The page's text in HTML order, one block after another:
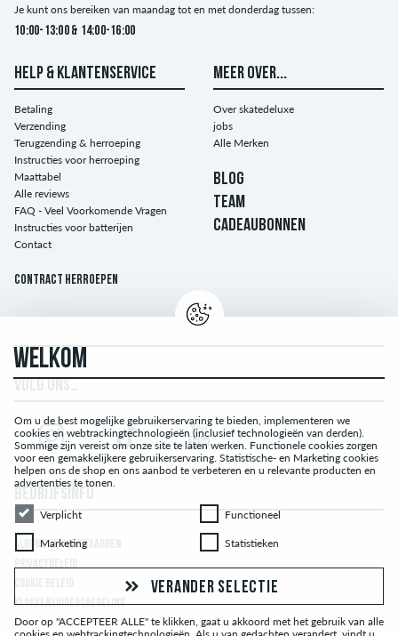
Je kunt ons bereiken van maandag tot en met donderdag tussen:
10:00-13:00 & 14:00-16:00
HELP & KLANTENSERVICE
Betaling
Verzending
Terugzending & herroeping
Instructies voor herroeping
Maattabel
Alle reviews
FAQ - Veel Voorkomende Vragen
Instructies voor batterijen
Contact
Contract herroepen
MEER OVER...
Over skatedeluxe
jobs
Alle Merken
BLOG
TEAM
CADEAUBONNEN
ALGEMENE VOORWAARDEN
KLOKKENLUIDERSREGELING
WELKOM
Om u de best mogelijke gebruikerservaring te bieden, implementeren we
cookies en webtrackingtechnologieën (inclusief technologieën van derden).
Sommige zijn vereist om onze site te laten werken. Functionele cookies zorgen
voor een gemakkelijkere gebruikerservaring. Statistische- en Marketing cookies
helpen ons de shop en ons aanbod te verbeteren en u relevante producten en
advertenties te tonen.
VerplichtVerplicht Functioneel
Functioneel
MarketingMarketing Statistieken
Statistieken
VERANDER SELECTIE
Door op "ACCEPTEER ALLE" te klikken, gaat u akkoord met het gebruik van alle